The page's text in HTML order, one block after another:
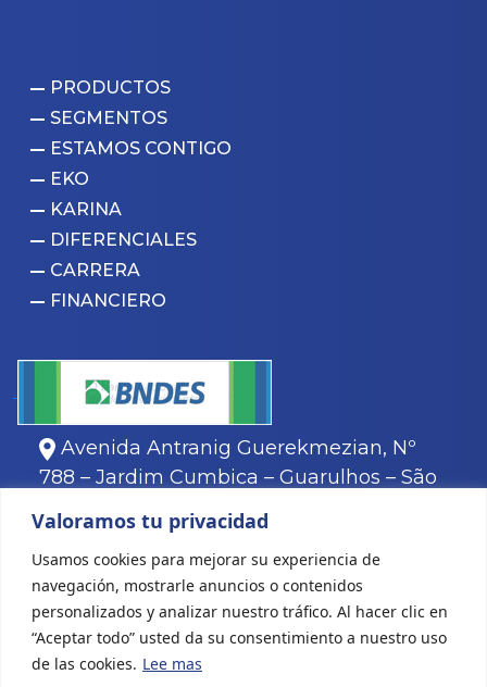
Valoramos tu privacidad
Usamos cookies para mejorar su experiencia de
navegación, mostrarle anuncios o contenidos
personalizados y analizar nuestro tráfico. Al hacer clic en
“Aceptar todo” usted da su consentimiento a nuestro uso
de las cookies. Lee mas
Avenida Antranig Guerekmezian, Nº
788 – Jardim Cumbica – Guarulhos – São
113466-8088
PRODUCTOS
SEGMENTOS
ESTAMOS CONTIGO
EKO
KARINA
DIFERENCIALES
CARRERA
FINANCIERO